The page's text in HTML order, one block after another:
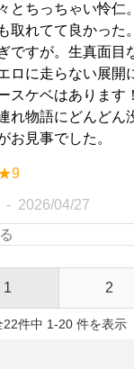
とちっちゃい怜仁
取れてて良かった
ですが。生真面目
ロに走らない展開
スケベはあります
れ物語にどんどん
お見事でした。
2026/04/27
1 2
22件中 1-20 件を表示